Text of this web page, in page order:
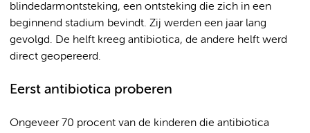
blindedarmontsteking, een ontsteking die zich in een
beginnend stadium bevindt. Zij werden een jaar lang
gevolgd. De helft kreeg antibiotica, de andere helft werd
direct geopereerd.
Eerst antibiotica proberen
Ongeveer 70 procent van de kinderen die antibiotica